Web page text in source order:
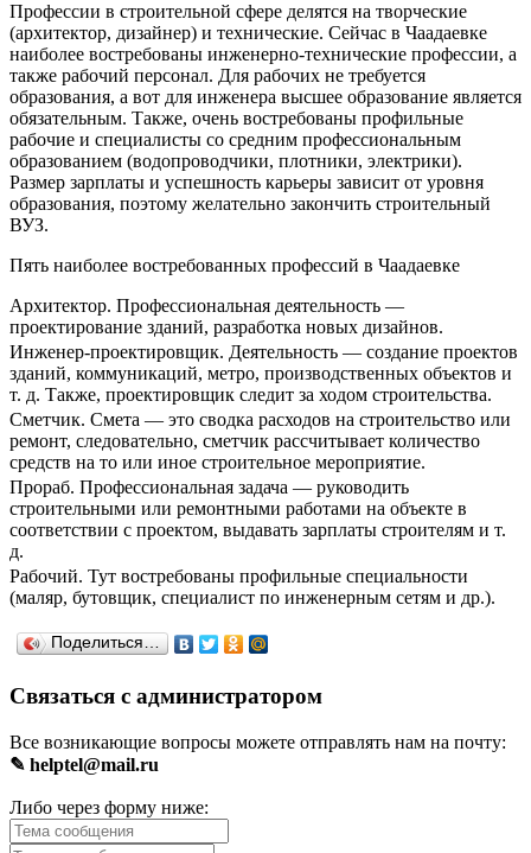
Профессии в строительной сфере делятся на творческие
(архитектор, дизайнер) и технические. Сейчас в Чаадаевке
наиболее востребованы инженерно-технические профессии, а
также рабочий персонал. Для рабочих не требуется
образования, а вот для инженера высшее образование является
обязательным. Также, очень востребованы профильные
рабочие и специалисты со средним профессиональным
образованием (водопроводчики, плотники, электрики).
Размер зарплаты и успешность карьеры зависит от уровня
образования, поэтому желательно закончить строительный
ВУЗ.
Пять наиболее востребованных профессий в Чаадаевке
Архитектор. Профессиональная деятельность —
проектирование зданий, разработка новых дизайнов.
Инженер-проектировщик. Деятельность — создание проектов
зданий, коммуникаций, метро, производственных объектов и
т. д. Также, проектировщик следит за ходом строительства.
Сметчик. Смета — это сводка расходов на строительство или
ремонт, следовательно, сметчик рассчитывает количество
средств на то или иное строительное мероприятие.
Прораб. Профессиональная задача — руководить
строительными или ремонтными работами на объекте в
соответствии с проектом, выдавать зарплаты строителям и т.
д.
Рабочий. Тут востребованы профильные специальности
(маляр, бутовщик, специалист по инженерным сетям и др.).
Поделиться…
Связаться с администратором
Все возникающие вопросы можете отправлять нам на почту:
✎ helptel@mail.ru
Либо через форму ниже: